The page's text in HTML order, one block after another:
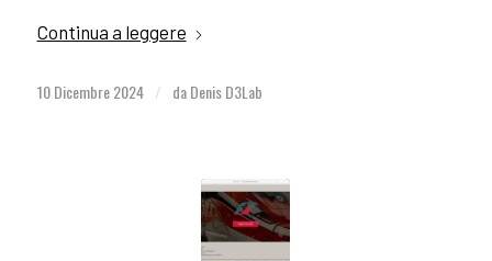
Continua a leggere
10 Dicembre 2024 / daDenis D3Lab